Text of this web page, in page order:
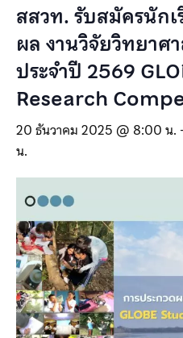
สสวท. รับสมัครนักเ
ผล งานวิจัยวิทยาศ
ประจำปี 2569
Research
20 ธันวาคม 2025 @ 8:00 น.
น.